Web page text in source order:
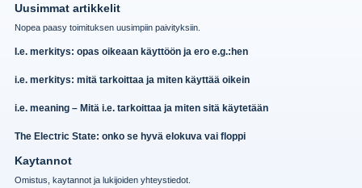
Uusimmat artikkelit
Nopea paasy toimituksen uusimpiin paivityksiin.
I.e. merkitys: opas oikeaan käyttöön ja ero e.g.:hen
i.e. merkitys: mitä tarkoittaa ja miten käyttää oikein
i.e. meaning – Mitä i.e. tarkoittaa ja miten sitä käytetään
The Electric State: onko se hyvä elokuva vai floppi
Kaytannot
Omistus, kaytannot ja lukijoiden yhteystiedot.